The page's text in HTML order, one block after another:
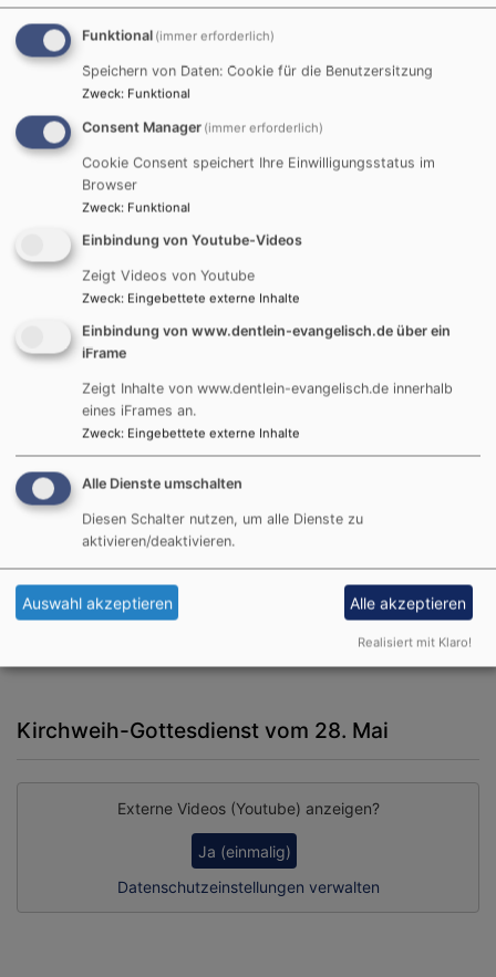
Externe Videos (Youtube) anzeigen?
Ja (einmalig)
Predigt vom 11.6.
Externe Videos (Youtube) anzeigen?
Ja (einmalig)
Predigt vom 4.6.
Externe Videos (Youtube) anzeigen?
Kirchweih-Gottesdienst vom 28. Mai
Externe Videos (Youtube) anzeigen?
Ja (einmalig)
Datenschutzeinstellungen verwalten
Funktional (immer erforderlich)
Speichern von Daten: Cookie für die Benutzersitzung
Zweck: Funktional
Consent Manager (immer erforderlich)
Cookie Consent speichert Ihre Einwilligungsstatus im
Browser
Zweck: Funktional
Einbindung von Youtube-Videos
Zeigt Videos von Youtube
Zweck: Eingebettete externe Inhalte
Einbindung von www.dentlein-evangelisch.de über ein
iFrame
Zeigt Inhalte von www.dentlein-evangelisch.de innerhalb
eines iFrames an.
Zweck: Eingebettete externe Inhalte
Alle Dienste umschalten
Diesen Schalter nutzen, um alle Dienste zu
aktivieren/deaktivieren.
Auswahl akzeptieren Alle akzeptieren
Realisiert mit Klaro!